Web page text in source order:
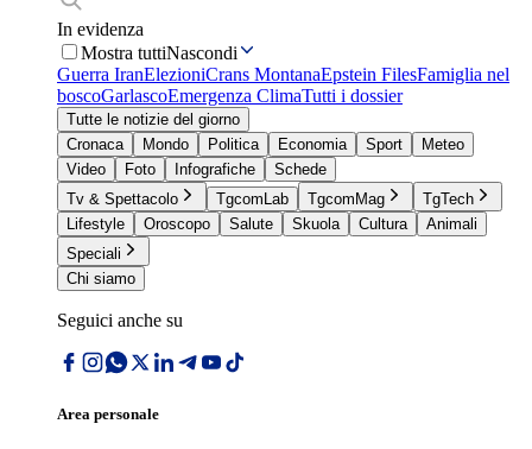
In evidenza
Mostra tuttiNascondi
Guerra IranElezioniCrans MontanaEpstein FilesFamiglia nel
boscoGarlascoEmergenza ClimaTutti i dossier
Tutte le notizie del giorno
Cronaca
Mondo Politica Economia Sport
Meteo
Video
Foto Infografiche
Schede
Tv & Spettacolo
TgcomLab TgcomMag
TgTech
Lifestyle
Oroscopo Salute Skuola Cultura
Animali
Speciali
Chi siamo
Seguici anche su
Area personale